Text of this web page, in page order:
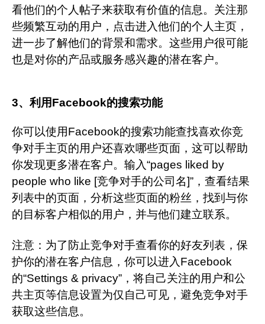
看他们的个人帖子来获取有价值的信息。关注那
些频繁互动的用户，点击进入他们的个人主页，
进一步了解他们的背景和需求。这些用户很可能
也是对你的产品或服务感兴趣的潜在客户。
3、利用Facebook的搜索功能
你可以使用Facebook的搜索功能查找喜欢你竞
争对手主页的用户还喜欢哪些页面，这可以帮助
你发现更多潜在客户。输入“pages liked by
people who like [竞争对手的公司名]”，查看结果
列表中的页面，分析这些页面的粉丝，找到与你
的目标客户相似的用户，并与他们建立联系。
注意： 为了防止竞争对手查看你的好友列表，保
护你的潜在客户信息，你可以进入Facebook
的“Settings & privacy”，将自己关注的用户和公
共主页等信息设置为仅自己可见，避免竞争对手
获取这些信息。